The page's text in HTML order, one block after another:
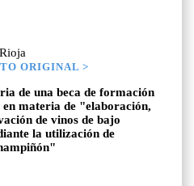
ORIGINAL >
de una beca de formación
materia de "elaboración,
de vinos de bajo
la utilización de